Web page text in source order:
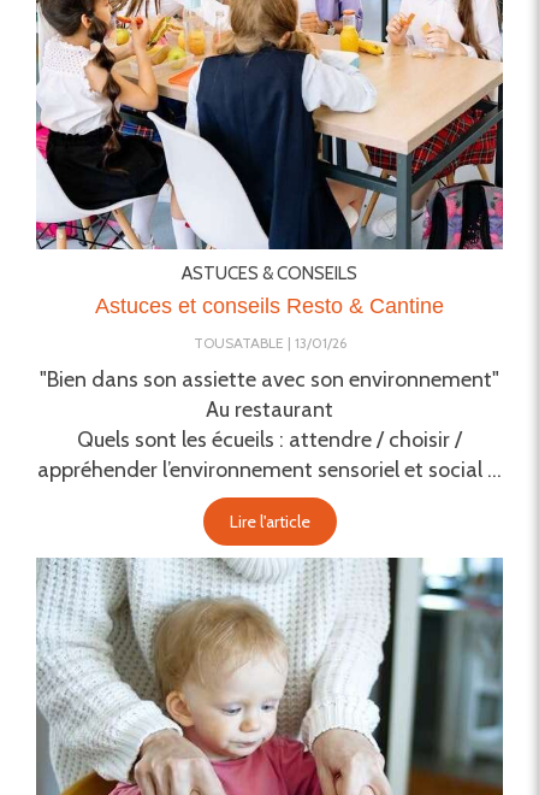
ASTUCES & CONSEILS
Astuces et conseils Resto & Cantine
TOUSATABLE 13/01/26
"Bien dans son assiette avec son environnement"
Au restaurant
Quels sont les écueils : attendre / choisir /
appréhender l’environnement sensoriel et social ...
Lire l'article